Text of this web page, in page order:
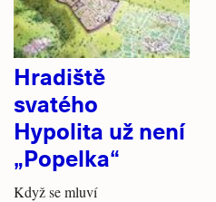
Hradiště
svatého
Hypolita už není
„Popelka“
Když se mluví